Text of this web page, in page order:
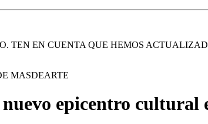
TEN EN CUENTA QUE HEMOS
MASDEARTE
epicentro